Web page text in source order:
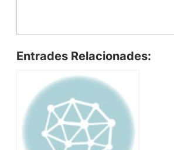
Entrades Relacionades: